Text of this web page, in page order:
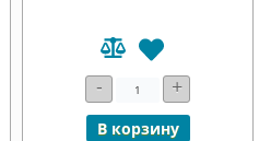
- +
В корзину